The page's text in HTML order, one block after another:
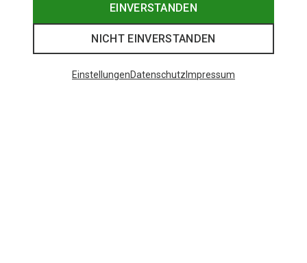
EINVERSTANDEN
NICHT EINVERSTANDEN
EinstellungenDatenschutz Impressum